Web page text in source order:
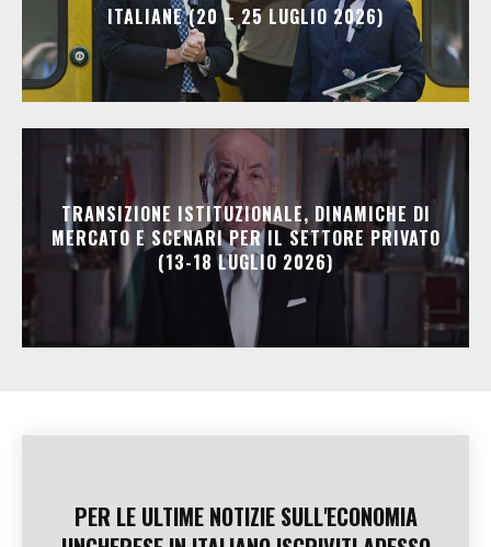
ITALIANE (20 – 25 LUGLIO 2026)
TRANSIZIONE ISTITUZIONALE, DINAMICHE DI
MERCATO E SCENARI PER IL SETTORE PRIVATO
(13-18 LUGLIO 2026)
PER LE ULTIME NOTIZIE SULL'ECONOMIA